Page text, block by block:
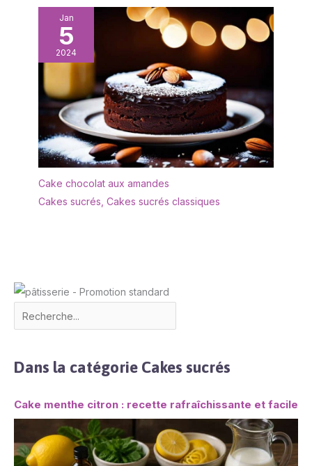
Jan
5
2024
Cake chocolat aux amandes
Cakes sucrés Cakes sucrés classiques
Dans la catégorie Cakes sucrés
Cake menthe citron : recette rafraîchissante et facile